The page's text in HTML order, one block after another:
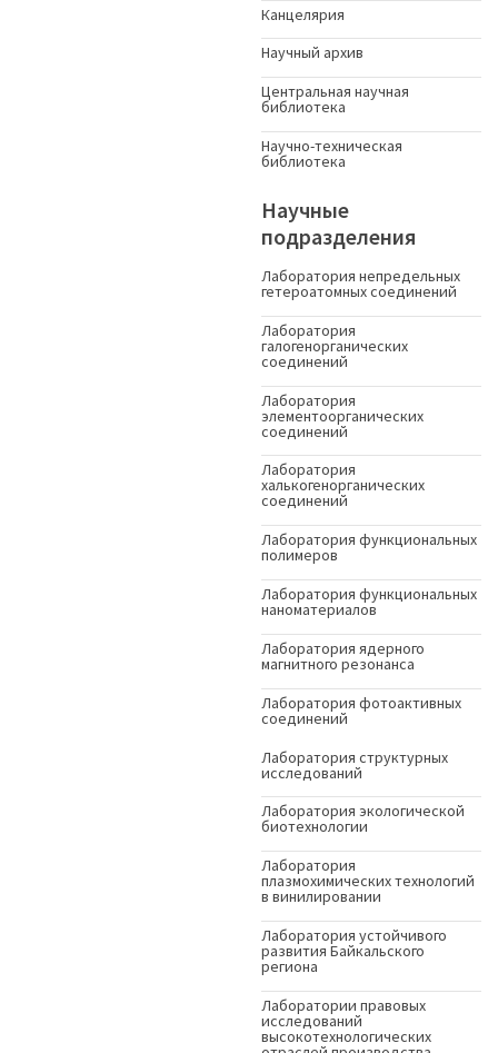
Канцелярия
Научный архив
Центральная научная
библиотека
Научно-техническая
библиотека
Научные
подразделения
Лаборатория непредельных
гетероатомных соединений
Лаборатория
галогенорганических
соединений
Лаборатория
элементоорганических
соединений
Лаборатория
халькогенорганических
соединений
Лаборатория функциональных
полимеров
Лаборатория функциональных
наноматериалов
Лаборатория ядерного
магнитного резонанса
Лаборатория фотоактивных
соединений
Лаборатория структурных
исследований
Лаборатория экологической
биотехнологии
Лаборатория
плазмохимических технологий
в винилировании
Лаборатория устойчивого
развития Байкальского
региона
Лаборатории правовых
исследований
высокотехнологических